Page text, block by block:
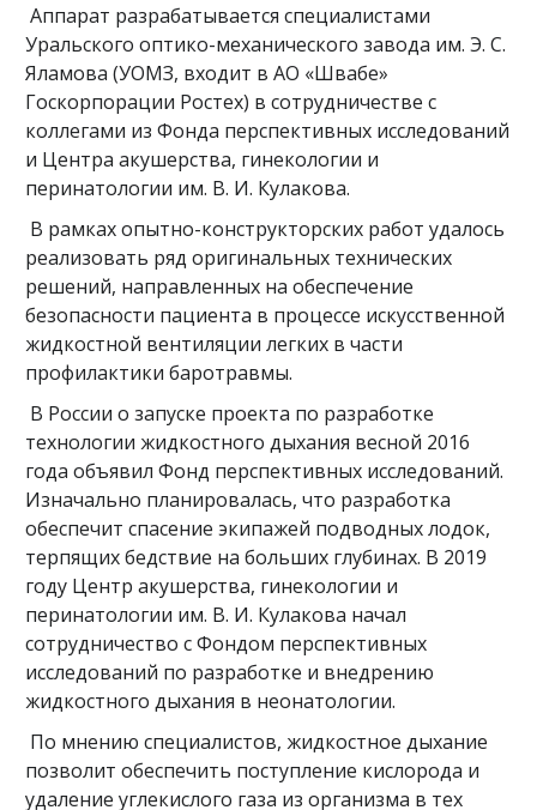
Аппарат разрабатывается специалистами
Уральского оптико-механического завода им. Э. С.
Яламова (УОМЗ, входит в АО «Швабе»
Госкорпорации Ростех) в сотрудничестве с
коллегами из Фонда перспективных исследований
и Центра акушерства, гинекологии и
перинатологии им. В. И. Кулакова.
В рамках опытно-конструкторских работ удалось
реализовать ряд оригинальных технических
решений, направленных на обеспечение
безопасности пациента в процессе искусственной
жидкостной вентиляции легких в части
профилактики баротравмы.
В России о запуске проекта по разработке
технологии жидкостного дыхания весной 2016
года объявил Фонд перспективных исследований.
Изначально планировалась, что разработка
обеспечит спасение экипажей подводных лодок,
терпящих бедствие на больших глубинах. В 2019
году Центр акушерства, гинекологии и
перинатологии им. В. И. Кулакова начал
сотрудничество с Фондом перспективных
исследований по разработке и внедрению
жидкостного дыхания в неонатологии.
По мнению специалистов, жидкостное дыхание
позволит обеспечить поступление кислорода и
удаление углекислого газа из организма в тех